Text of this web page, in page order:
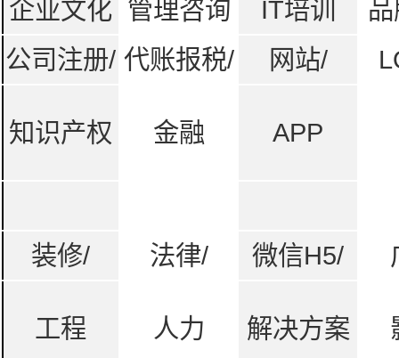
企业文化 管理咨询 IT培训
公司注册/ 代账报税/ 网站/
知识产权 金融 APP
装修/ 法律/ 微信H5/
工程 人力 解决方案